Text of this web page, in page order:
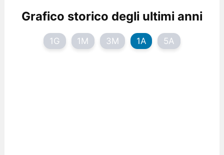
Grafico storico degli ultimi anni
1G 1M 3M 1A 5A